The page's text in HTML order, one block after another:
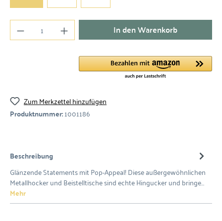
In den Warenkorb
Zum Merkzettel hinzufügen
Produktnummer:1001186
Beschreibung
Glänzende Statements mit Pop-Appeal! Diese außergewöhnlichen
Metallhocker und Beistelltische sind echte Hingucker und bringe…
Mehr